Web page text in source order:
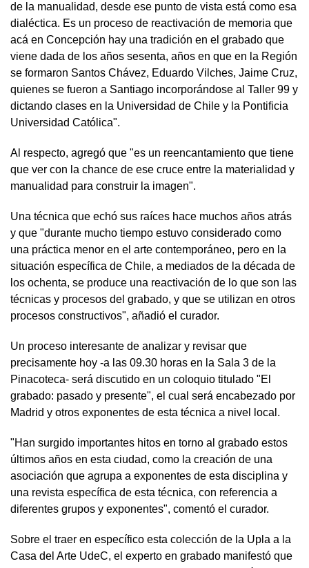
de la manualidad, desde ese punto de vista está como esa
dialéctica. Es un proceso de reactivación de memoria que
acá en Concepción hay una tradición en el grabado que
viene dada de los años sesenta, años en que en la Región
se formaron Santos Chávez, Eduardo Vilches, Jaime Cruz,
quienes se fueron a Santiago incorporándose al Taller 99 y
dictando clases en la Universidad de Chile y la Pontificia
Universidad Católica".
Al respecto, agregó que "es un reencantamiento que tiene
que ver con la chance de ese cruce entre la materialidad y
manualidad para construir la imagen".
Una técnica que echó sus raíces hace muchos años atrás
y que "durante mucho tiempo estuvo considerado como
una práctica menor en el arte contemporáneo, pero en la
situación específica de Chile, a mediados de la década de
los ochenta, se produce una reactivación de lo que son las
técnicas y procesos del grabado, y que se utilizan en otros
procesos constructivos", añadió el curador.
Un proceso interesante de analizar y revisar que
precisamente hoy -a las 09.30 horas en la Sala 3 de la
Pinacoteca- será discutido en un coloquio titulado "El
grabado: pasado y presente", el cual será encabezado por
Madrid y otros exponentes de esta técnica a nivel local.
"Han surgido importantes hitos en torno al grabado estos
últimos años en esta ciudad, como la creación de una
asociación que agrupa a exponentes de esta disciplina y
una revista específica de esta técnica, con referencia a
diferentes grupos y exponentes", comentó el curador.
Sobre el traer en específico esta colección de la Upla a la
Casa del Arte UdeC, el experto en grabado manifestó que